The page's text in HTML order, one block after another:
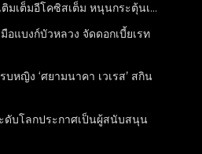
ติมเต็มอีโคซิสเต็ม หนุนกระตุ้นเ...
อแบงก์บัวหลวง จัดดอกเบี้ยเรท
บหญิง ‘ศยามนาคา เวเรส’ สกิน
ดับโลกประกาศเป็นผู้สนับสนุน